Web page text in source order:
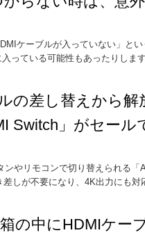
ケーブルが入っていない」と
っている可能性もあったりしま
の差し替えから
Switch」がセー
やリモコンで切り替えられる
しが不要になり、4K出力にも対
の中にHDMIケー